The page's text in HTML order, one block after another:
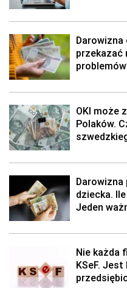
przekazać
OKI może
Polaków.
Darowizna
dziecka.
Jeden
Nie każda
KSeF.